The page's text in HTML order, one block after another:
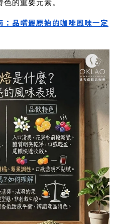
的重要元素。
：品嚐最原始的咖啡風味一定